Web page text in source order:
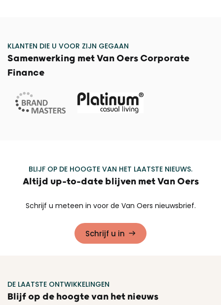
KLANTEN DIE U VOOR ZIJN GEGAAN
Samenwerking met Van Oers Corporate
Finance
BLIJF OP DE HOOGTE VAN HET LAATSTE NIEUWS.
Altijd up-to-date blijven met Van Oers
Schrijf u meteen in voor de Van Oers nieuwsbrief.
Schrijf u in
DE LAATSTE ONTWIKKELINGEN
Blijf op de hoogte van het nieuws